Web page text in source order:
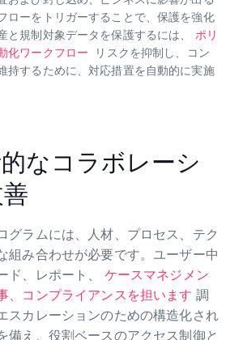
タ移動を明らかにし、チームが潜在的な
および封じ込め、ビジネスに影響が出る
ローをトリガーすることで、保護を強化
と規制対象データを保護するには、ポリ
化ワークフロー
なコラボレーシ
グラムには、人材、プロセス、テク
組み合わせが必要です。ユーザー中
ド、レポート、ケースマネジメン
、コンプライアンスを担います調